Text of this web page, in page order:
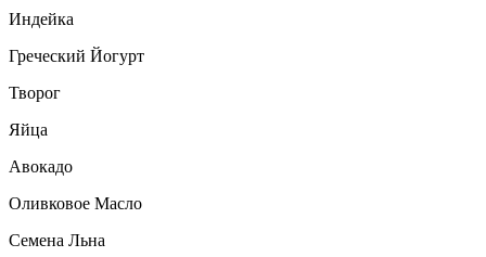
Индейка
Греческий Йогурт
Творог
Яйца
Авокадо
Оливковое Масло
Семена Льна